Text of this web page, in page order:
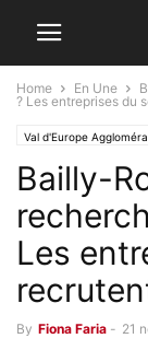
Home En Une
? Les entreprises du
Val d'Europe
Bailly-
Les
By Fiona Faria - 21